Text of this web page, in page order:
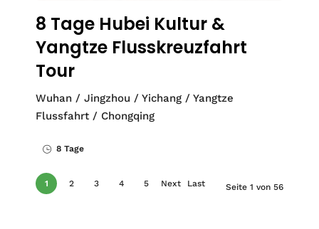
8 Tage Hubei Kultur &
Yangtze Flusskreuzfahrt
Tour
Wuhan / Jingzhou / Yichang / Yangtze
Flussfahrt / Chongqing
8 Tage
1 2 3 4 5 Next Last Seite 1 von 56